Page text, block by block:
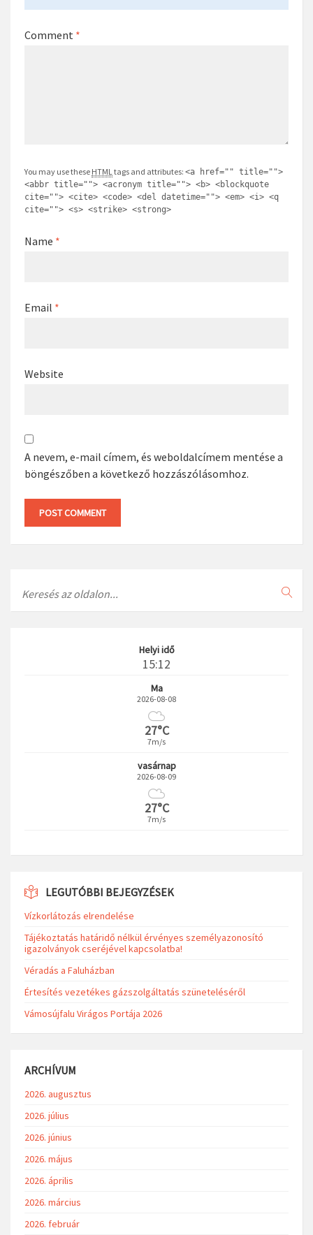
Comment *
You may use these HTMLtags and attributes: <a href="" title="">
<abbr title=""> <acronym title=""> <b> <blockquote
cite=""> <cite> <code> <del datetime=""> <em> <i> <q
cite=""> <s> <strike> <strong>
Name *
Email *
Website
A nevem, e-mail címem, és weboldalcímem mentése a
böngészőben a következő hozzászólásomhoz.
Helyi idő
15:12
Ma
2026-08-08
27°C
7m/s
vasárnap
2026-08-09
27°C
7m/s
LEGUTÓBBI BEJEGYZÉSEK
Vízkorlátozás elrendelése
Tájékoztatás határidő nélkül érvényes személyazonosító
igazolványok cseréjével kapcsolatba!
Véradás a Faluházban
Értesítés vezetékes gázszolgáltatás szüneteléséről
Vámosújfalu Virágos Portája 2026
ARCHÍVUM
2026. augusztus
2026. július
2026. június
2026. május
2026. április
2026. március
2026. február